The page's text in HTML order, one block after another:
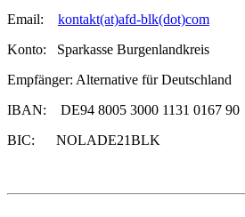
Email: kontakt(at)afd-blk(dot)com
Konto: Sparkasse Burgenlandkreis
Empfänger: Alternative für Deutschland
IBAN: DE94 8005 3000 1131 0167 90
BIC: NOLADE21BLK